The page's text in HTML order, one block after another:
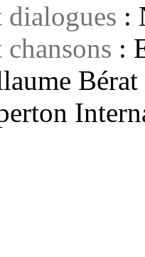
dialogues :
:
Bérat